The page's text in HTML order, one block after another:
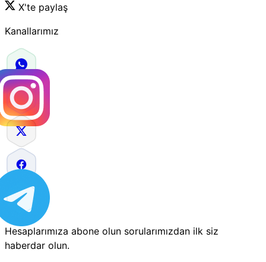
X'te paylaş
Kanallarımız
Hesaplarımıza abone olun sorularımızdan ilk siz
haberdar olun.